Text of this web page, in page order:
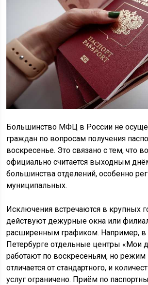
Большинство МФЦ в России не
граждан по вопросам получения
воскресенье. Это связано с тем, что
официально считается выходным
большинства отделений, особенно
муниципальных.
Исключения встречаются в крупных
действуют дежурные окна или
расширенным графиком. Например, в
Петербурге отдельные центры «Мои
работают по воскресеньям, но режим
отличается от стандартного, и
услуг ограничено. Приём по